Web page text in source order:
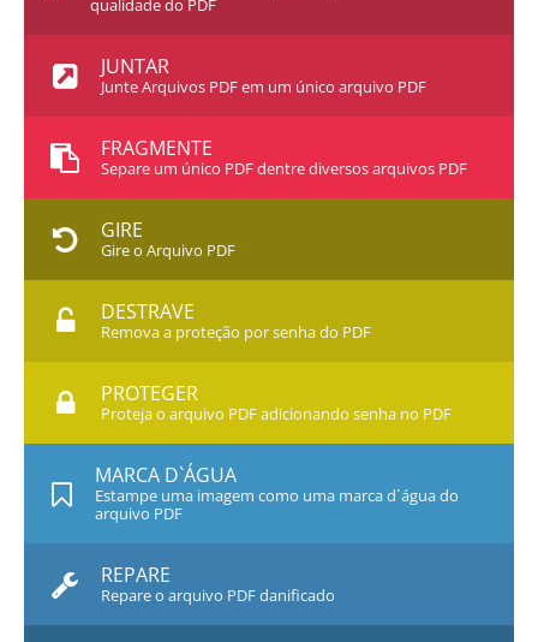
qualidade do PDF
JUNTAR
Junte Arquivos PDF em um único arquivo PDF
FRAGMENTE
Separe um único PDF dentre diversos arquivos PDF
GIRE
Gire o Arquivo PDF
DESTRAVE
Remova a proteção por senha do PDF
PROTEGER
Proteja o arquivo PDF adicionando senha no PDF
MARCA D`ÁGUA
Estampe uma imagem como uma marca d`água do
arquivo PDF
REPARE
Repare o arquivo PDF danificado